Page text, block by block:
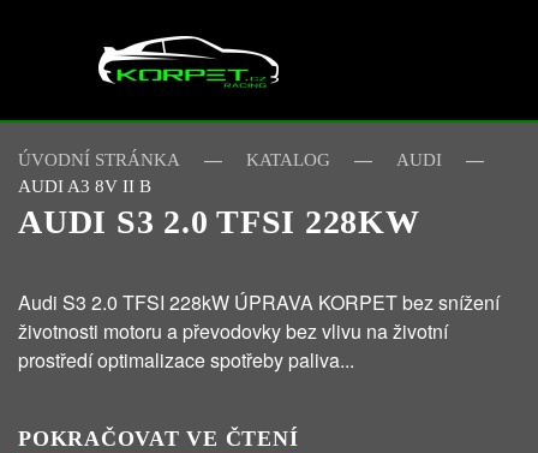
Skip to main content
ÚVODNÍ STRÁNKA KATALOG
AUDI
AUDI A3 8V II B
AUDI S3 2.0 TFSI 228KW
Audi S3 2.0 TFSI 228kW ÚPRAVA KORPET bez snížení
životnosti motoru a převodovky bez vlivu na životní
prostředí optimalizace spotřeby paliva...
POKRAČOVAT VE ČTENÍ